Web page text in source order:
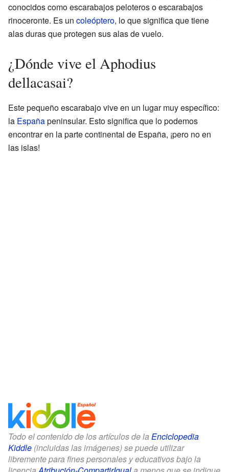
conocidos como escarabajos peloteros o escarabajos
rinoceronte. Es un coleóptero, lo que significa que tiene
alas duras que protegen sus alas de vuelo.
¿Dónde vive el Aphodius
dellacasai?
Este pequeño escarabajo vive en un lugar muy específico:
la Españapeninsular. Esto significa que lo podemos
encontrar en la parte continental de España, ¡pero no en
las islas!
Todo el contenido de los artículos de la Enciclopedia
Kiddle (incluidas las imágenes) se puede utilizar
libremente para fines personales y educativos bajo la